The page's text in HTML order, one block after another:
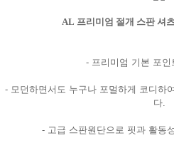
AL 프리미엄 절개 스판 셔
- 프리미엄 기본 포인
- 모던하면서도 누구나 포멀하게 코디하
다.
- 고급 스판원단으로 핏과 활동